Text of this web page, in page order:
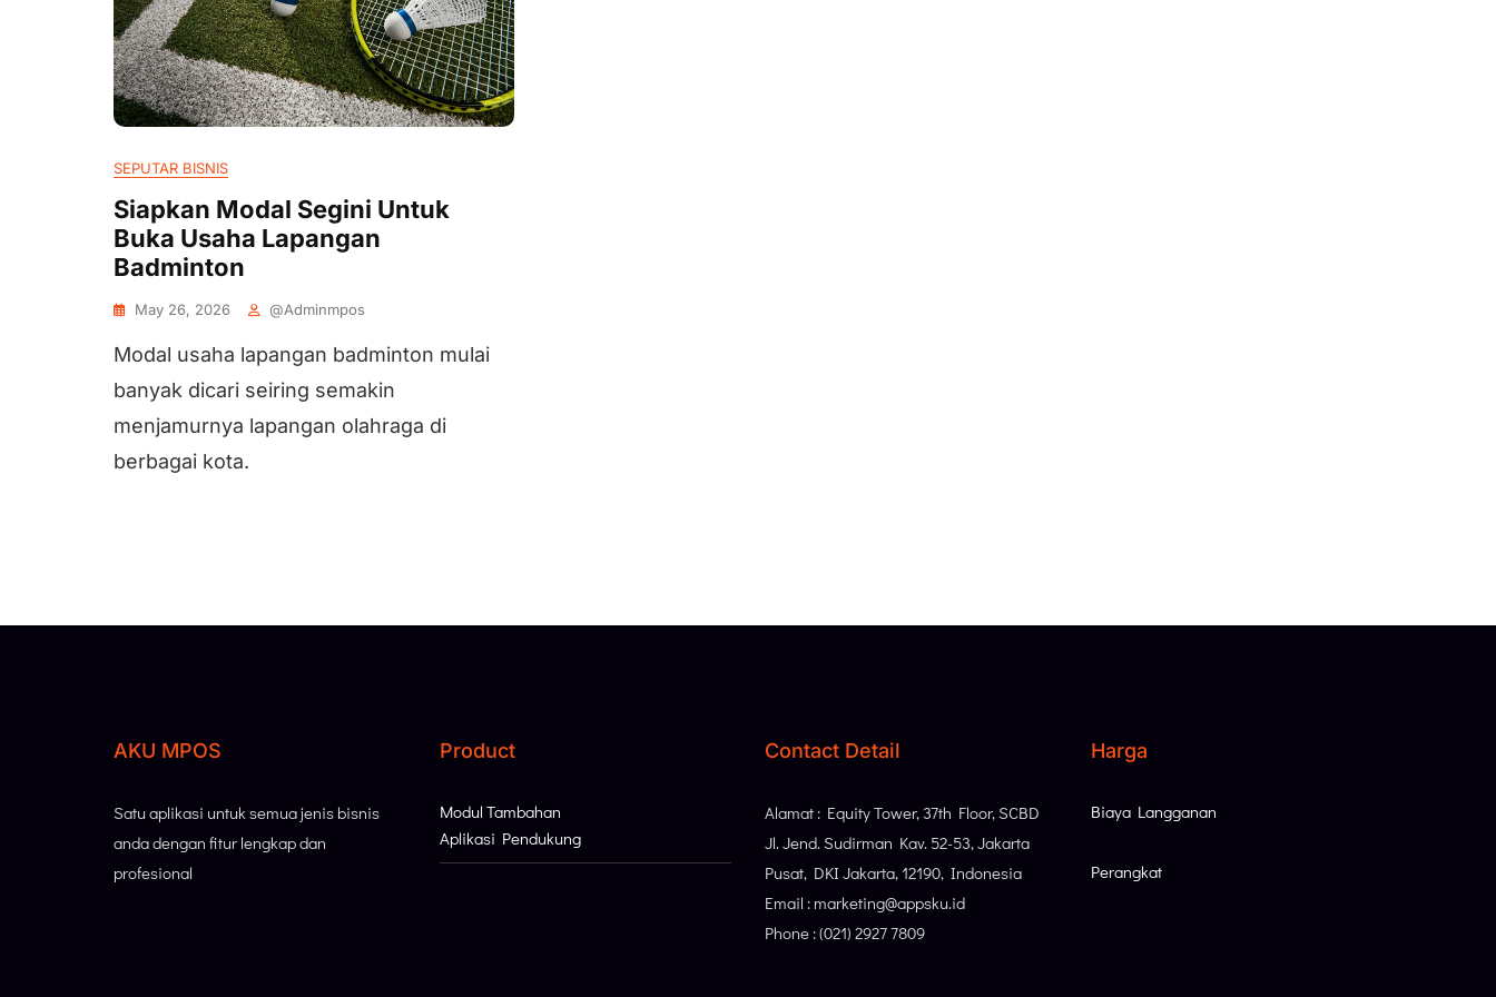
SEPUTAR BISNIS
Siapkan Modal Segini Untuk
Buka Usaha Lapangan
Badminton
May 26, 2026 @adminmpos
Modal usaha lapangan badminton mulai
banyak dicari seiring semakin
menjamurnya lapangan olahraga di
berbagai kota.
AKU MPOS
Satu aplikasi untuk semua jenis bisnis
anda dengan fitur lengkap dan
profesional
Product
Modul Tambahan
Aplikasi Pendukung
Contact Detail
Alamat : Equity Tower, 37th Floor, SCBD
Jl. Jend. Sudirman Kav. 52-53, Jakarta
Pusat, DKI Jakarta, 12190, Indonesia
Email : marketing@appsku.id
Phone : (021) 2927 7809
Harga
Biaya Langganan
Perangkat